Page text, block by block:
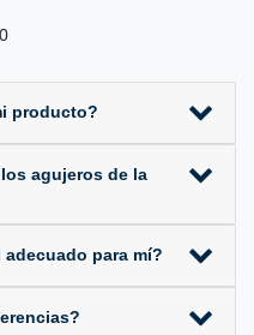
producto?
agujeros de la
para mí?